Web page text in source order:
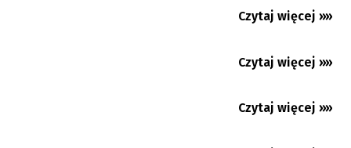
05.08.2026
Czytaj więcej »»
05.08.2026
Czytaj więcej »»
05.08.2026
Czytaj więcej »»
Jubileuszowa wystawa stonawskiej malarki